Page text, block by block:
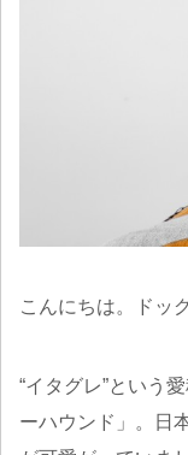
こんにちは。ドッ
“イタグレ”という
ーハウンド」。日